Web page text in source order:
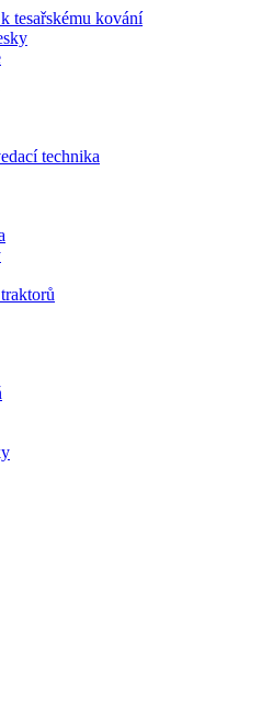
tesařskému kování
technika